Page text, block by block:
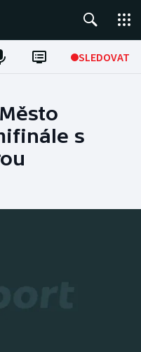
SLEDOVAT
s